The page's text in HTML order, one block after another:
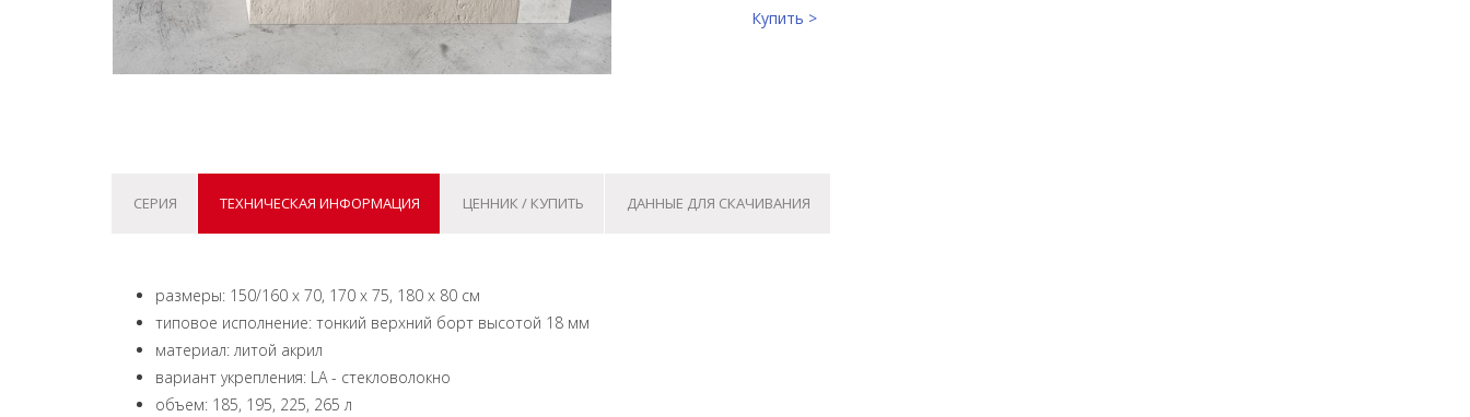
Купить >
СЕРИЯ ТЕХНИЧЕСКАЯ ИНФОРМАЦИЯ ЦЕННИК / КУПИТЬ ДАННЫЕ ДЛЯ СКАЧИВАНИЯ
размеры: 150/160 x 70, 170 x 75, 180 x 80 см
типовое исполнение: тонкий верхний борт высотой 18 мм
материал: литой акрил
вариант укрепления: LA - стекловолокно
объем: 185, 195, 225, 265 л